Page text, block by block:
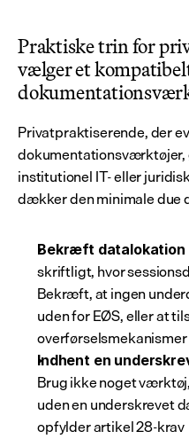
Praktiske trin for
vælger et
Privatpraktiserende, der
dokumentationsværktøjer,
institutionel IT- eller
dækker den minimale due
Bekræft datalokation
skriftligt, hvor
Bekræft, at ingen
uden for EØS, eller at
Indhent en
Brug ikke noget
uden en underskrevet
opfylder artikel 28-krav